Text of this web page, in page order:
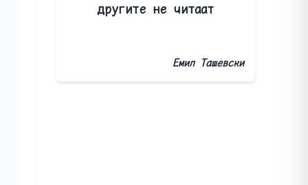
другите не читаат
Емил Ташевски